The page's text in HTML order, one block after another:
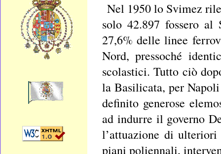
Nel 1950 lo Svimez
solo 42.897 fossero
27,6% delle linee
Nord, pressoché
scolastici. Tutto ciò
la Basilicata, per
definito generose
ad indurre il governo
l’attuazione di
piani poliennali,